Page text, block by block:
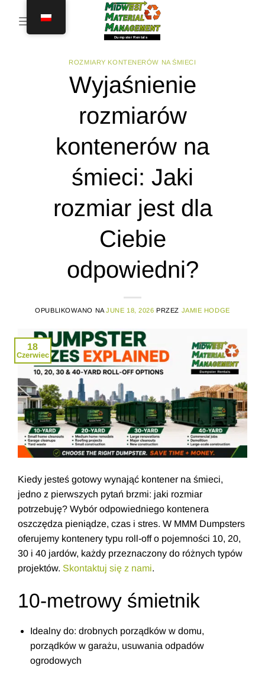
ROZMIARY KONTENERÓW NA ŚMIECI
Wyjaśnienie
rozmiarów
kontenerów na
śmieci: Jaki
rozmiar jest dla
Ciebie
odpowiedni?
OPUBLIKOWANO NAJUNE 18, 2026 PRZEZ JAMIE HODGE
18
Czerwiec
Kiedy jesteś gotowy wynająć kontener na śmieci,
jedno z pierwszych pytań brzmi: jaki rozmiar
potrzebuję? Wybór odpowiedniego kontenera
oszczędza pieniądze, czas i stres. W MMM Dumpsters
oferujemy kontenery typu roll-off o pojemności 10, 20,
30 i 40 jardów, każdy przeznaczony do różnych typów
projektów. Skontaktuj się z nami.
10-metrowy śmietnik
Idealny do: drobnych porządków w domu,
porządków w garażu, usuwania odpadów
ogrodowych